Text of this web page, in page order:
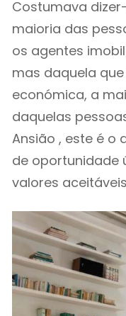
Costumava
maioria das
os agentes
mas daquela
económica, a
daquelas
Ansião , este é o
de oportunidade
valores